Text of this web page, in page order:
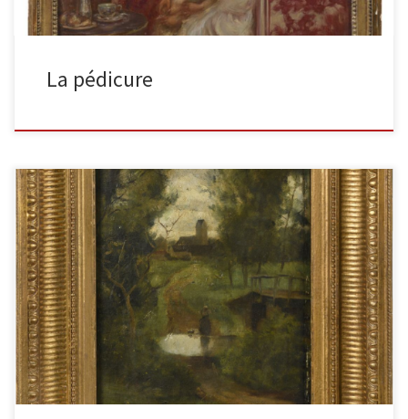
La pédicure
Lavandière près du pont Huile sur panneau, signée en bas à
gauche, située et datée 1891 en bas à droite. […]